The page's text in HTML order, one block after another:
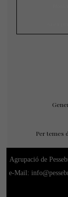
Per temes
Agrupació de
e-Mail: